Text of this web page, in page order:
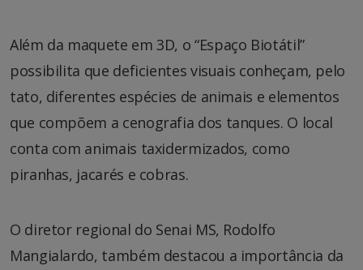
Além da maquete em 3D, o “Espaço Biotátil”
possibilita que deficientes visuais conheçam, pelo
tato, diferentes espécies de animais e elementos
que compõem a cenografia dos tanques. O local
conta com animais taxidermizados, como
piranhas, jacarés e cobras.
O diretor regional do Senai MS, Rodolfo
Mangialardo, também destacou a importância da